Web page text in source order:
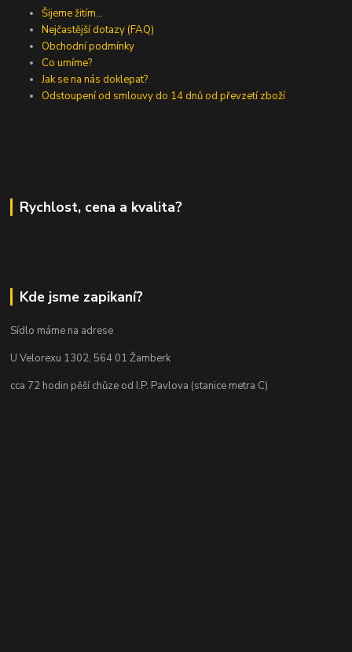
Šijeme žitím...
Nejčastější dotazy (FAQ)
Obchodní podmínky
Co umíme?
Jak se na nás doklepat?
Odstoupení od smlouvy do 14 dnů od převzetí zboží
Rychlost, cena a kvalita?
Kde jsme zapikaní?
Sídlo máme na adrese
U Velorexu 1302, 564 01 Žamberk
cca 72 hodin pěší chůze od I.P. Pavlova (stanice metra C)